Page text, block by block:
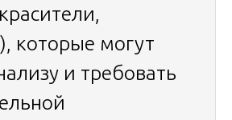
которые могут
и требовать